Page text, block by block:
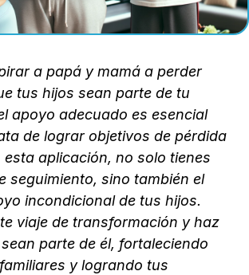
a papá y mamá a perder
tus hijos sean parte de tu
apoyo adecuado es esencial
de lograr objetivos de pérdida
esta aplicación, no solo tienes
seguimiento, sino también el
incondicional de tus hijos.
viaje de transformación y haz
parte de él, fortaleciendo
y logrando tus